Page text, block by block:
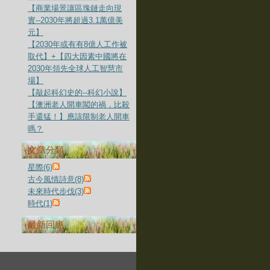
【商業場景讓區塊鏈走向現
實--2030年將超過3.1萬億美
元】
【2030年或有有8億人工作被
取代】+【四大因素中國將在
2030年領先全球人工智慧市
場】
【敲起科幻史的--科幻小說】
【澳洲老人開車闖的禍，比殺
手還猛！】應該限制老人開車
嗎？
文章分類
星際(6)
古今風情詩意(8)
未來時代步伐(3)
時代(1)
最新回應